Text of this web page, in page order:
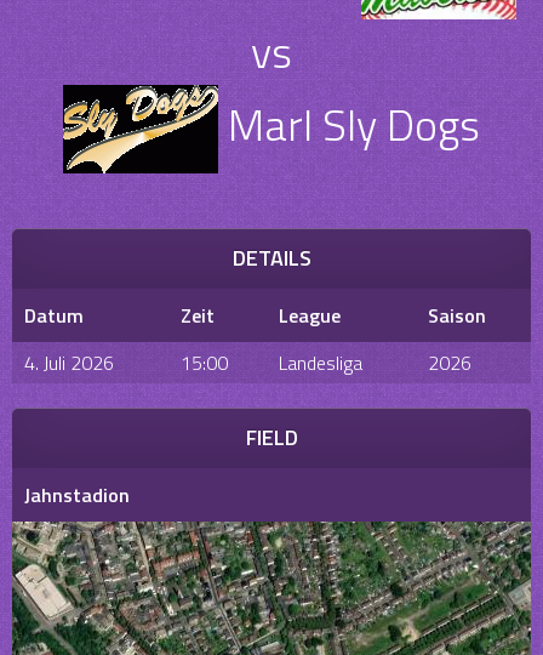
vs
Marl Sly Dogs
DETAILS
Datum Zeit League
Saison
4. Juli 2026
15:00 Landesliga 2026
FIELD
Jahnstadion